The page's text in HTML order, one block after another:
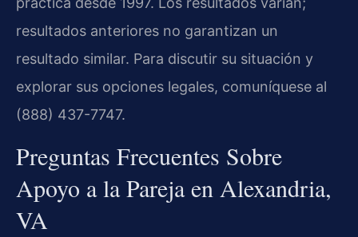
resultados anteriores no garantizan un
resultado similar. Para discutir su situación y
explorar sus opciones legales, comuníquese al
(888) 437-7747.
Preguntas Frecuentes Sobre
Apoyo a la Pareja en Alexandria,
VA